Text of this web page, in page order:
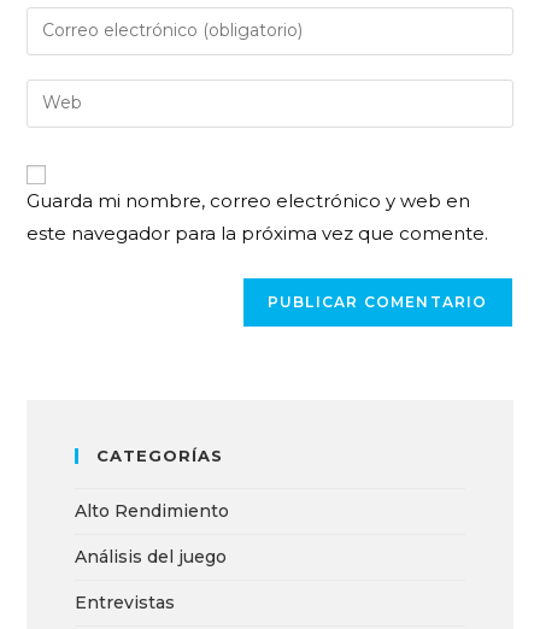
Guarda mi nombre, correo electrónico y web en
este navegador para la próxima vez que comente.
CATEGORÍAS
Alto Rendimiento
Análisis del juego
Entrevistas